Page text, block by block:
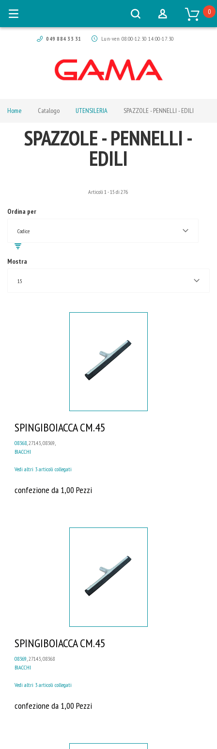
049 884 33 31 Lun-ven 08:00-12:30 14:00-17:30
0
Home Catalogo UTENSILERIA SPAZZOLE - PENNELLI - EDILI
SPAZZOLE - PENNELLI -
EDILI
Ordina per
Codice
Articoli 1 -15 di 276
Mostra
15
SPINGIBOIACCA CM.45
08368, 27143, 08369,
BIACCHI
Vedi altri 3 articoli collegati
confezione da 1,00 Pezzi
SPINGIBOIACCA CM.45
08369 , 27143, 08368
BIACCHI
Vedi altri 3 articoli collegati
confezione da 1,00 Pezzi